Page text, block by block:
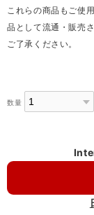
これらの商品もご使
品として流通・販売
ご了承ください。
数量